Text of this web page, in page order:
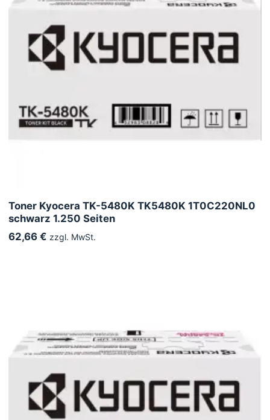
Toner Kyocera TK-5480K TK5480K 1T0C220NL0
schwarz 1.250 Seiten
62,66 € zzgl. MwSt.